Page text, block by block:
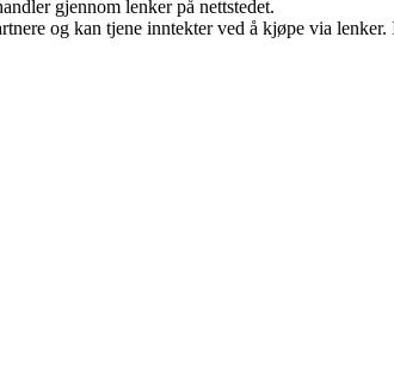
gjennom lenker på nettstedet.
og kan tjene inntekter ved å kjøpe via